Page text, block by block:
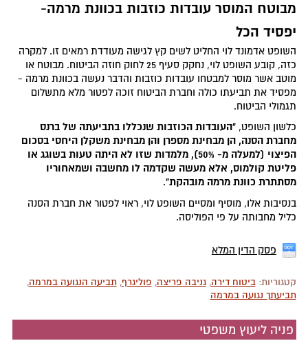
מבוטח המוסר עובדות כוזבות בכוונת מרמה-
יפסיד הכל
השופט אדמונד לוי החליט לשים קץ לגישה מעודדת רמאים זו. למקרה
כזה, קובע השופט לוי, נחקק סעיף 25 לחוק חוזה הביטוח. מבוטח או
מוטב אשר מוסר למבטחו עובדות כוזבות והדבר נעשה בכוונת מרמה -
מפסיד את תביעתו כולה וחברת הביטוח זוכה לפטור מלא מתשלום
תגמולי הביטוח.
כלשון השופט, "העובדות הכוזבות שנכללו בתביעתה של ברנס
מחברת הסנה, הן מבחינת מספרן והן מבחינת משקלן היחסי בסכום
הפיצוי (למעלה מ- 50%), מלמדות שזו לא היתה טעות בשוגג או
פליטת קולמוס, אלא מעשה שקדמה לו מחשבה ושמאחוריו
מסתתרת כוונת מרמה מובהקת".
בנסיבות אלו, מוסיף ומסיים השופט לוי, ראוי לפטור את חברת הסנה
כליל מחבותה על פי הפוליסה.
פסק הדין המלא
קטגוריות:ביטוח דירה,גניבה פריצה, פוליגרף,תביעה הנגועה במרמה,
תביעתך נגועה במרמה
פניה ליעוץ משפטי